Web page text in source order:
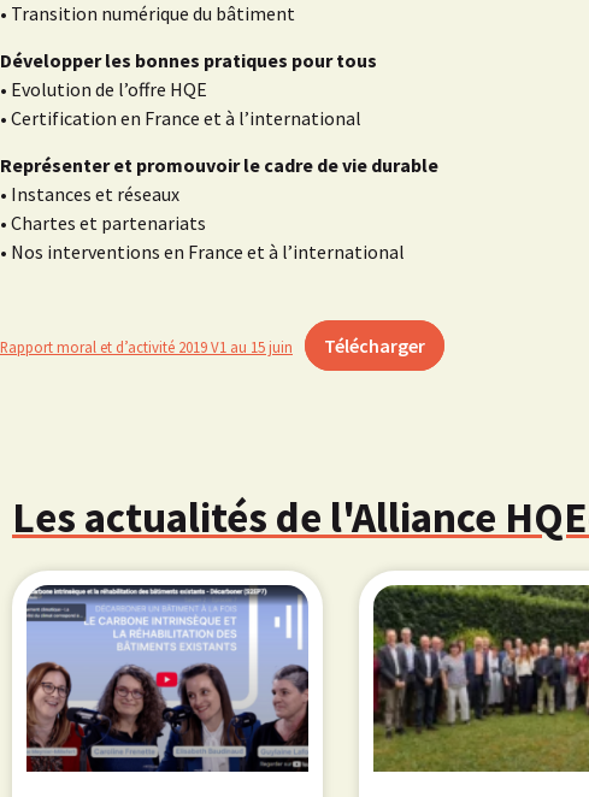
• Transition numérique du bâtiment
Développer les bonnes pratiques pour tous
• Evolution de l’offre HQE
• Certification en France et à l’international
Représenter et promouvoir le cadre de vie durable
• Instances et réseaux
• Chartes et partenariats
• Nos interventions en France et à l’international
Rapport moral et d’activité 2019 V1 au 15 juin Télécharger
Les actualités de l'Alliance